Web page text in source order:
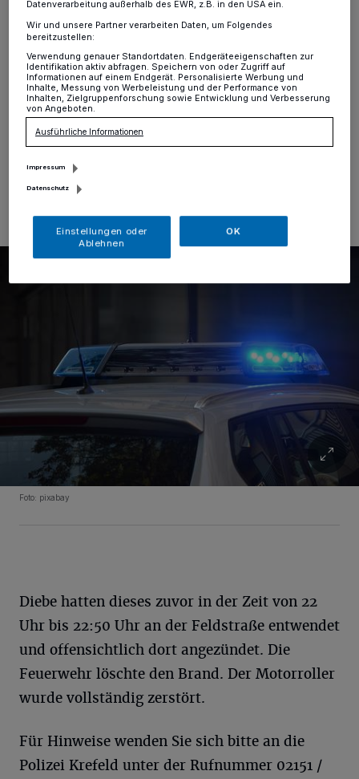
Krefeld·Unbekannte entwendeten am Freitagabend
an der Feldstraße einen Motorroller und setzten ihn
anschließend in Brand. Zeugen meldeten gegen 22:50
Uhr ein brennendes Kleinkraftrad auf einem
Verbindungsweg hinter dem Freizeitzentrum Süd.
30.03.2019 , 08:40 Uhr
Foto: pixabay
Diebe hatten dieses zuvor in der Zeit von 22
Uhr bis 22:50 Uhr an der Feldstraße entwendet
und offensichtlich dort angezündet. Die
Feuerwehr löschte den Brand. Der Motorroller
wurde vollständig zerstört.
Für Hinweise wenden Sie sich bitte an die
Polizei Krefeld unter der Rufnummer 02151 /
Datenverarbeitung außerhalb des EWR, z.B. in den USA ein.
Wir und unsere Partner verarbeiten Daten, um Folgendes
bereitzustellen:
Verwendung genauer Standortdaten. Endgeräteeigenschaften zur
Identifikation aktiv abfragen. Speichern von oder Zugriff auf
Informationen auf einem Endgerät. Personalisierte Werbung und
Inhalte, Messung von Werbeleistung und der Performance von
Inhalten, Zielgruppenforschung sowie Entwicklung und Verbesserung
von Angeboten.
Ausführliche Informationen
Impressum
Datenschutz
Einstellungen oder
Ablehnen
OK